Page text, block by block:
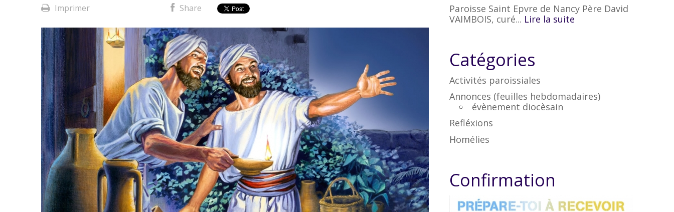
Imprimer Share
Paroisse Saint Epvre de Nancy Père David
VAIMBOIS, curé... Lire la suite
Catégories
Activités paroissiales
Annonces (feuilles hebdomadaires)
évènement diocèsain
Refléxions
Homélies
Confirmation